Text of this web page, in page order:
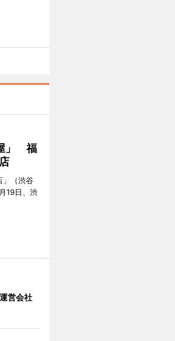
」 福
」（渋谷
19日、渋
営会社